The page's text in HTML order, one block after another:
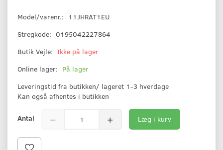
Model/varenr.:
11JHRAT1EU
Stregkode: 0195042227864
Butik Vejle: Ikke på lager
Online lager: På lager
Leveringstid fra butikken/ lageret 1-3 hverdage
Kan også afhentes i butikken
Antal Læg i kurv